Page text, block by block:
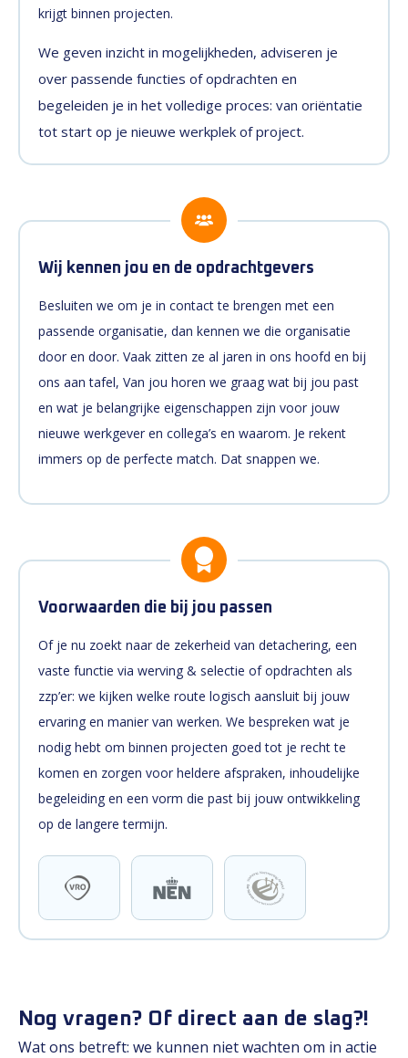
krijgt binnen projecten.
We geven inzicht in mogelijkheden, adviseren je
over passende functies of opdrachten en
begeleiden je in het volledige proces: van oriëntatie
tot start op je nieuwe werkplek of project.
Wij kennen jou en de opdrachtgevers
Besluiten we om je in contact te brengen met een
passende organisatie, dan kennen we die organisatie
door en door. Vaak zitten ze al jaren in ons hoofd en bij
ons aan tafel, Van jou horen we graag wat bij jou past
en wat je belangrijke eigenschappen zijn voor jouw
nieuwe werkgever en collega’s en waarom. Je rekent
immers op de perfecte match. Dat snappen we.
Voorwaarden die bij jou passen
Of je nu zoekt naar de zekerheid van detachering, een
vaste functie via werving & selectie of opdrachten als
zzp’er: we kijken welke route logisch aansluit bij jouw
ervaring en manier van werken. We bespreken wat je
nodig hebt om binnen projecten goed tot je recht te
komen en zorgen voor heldere afspraken, inhoudelijke
begeleiding en een vorm die past bij jouw ontwikkeling
op de langere termijn.
Nog vragen? Of direct aan de slag?!
Wat ons betreft: we kunnen niet wachten om in actie